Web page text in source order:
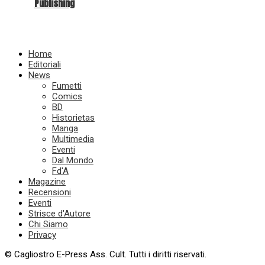
Publishing
Home
Editoriali
News
Fumetti
Comics
BD
Historietas
Manga
Multimedia
Eventi
Dal Mondo
Fd'A
Magazine
Recensioni
Eventi
Strisce d'Autore
Chi Siamo
Privacy
© Cagliostro E-Press Ass. Cult. Tutti i diritti riservati.